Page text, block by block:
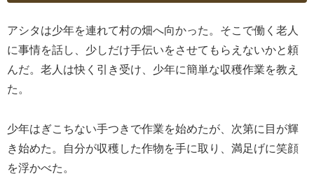
アシタは少年を連れて村の畑へ向かった。そこで働く老人
に事情を話し、少しだけ手伝いをさせてもらえないかと頼
んだ。老人は快く引き受け、少年に簡単な収穫作業を教え
た。
少年はぎこちない手つきで作業を始めたが、次第に目が輝
き始めた。自分が収穫した作物を手に取り、満足げに笑顔
を浮かべた。